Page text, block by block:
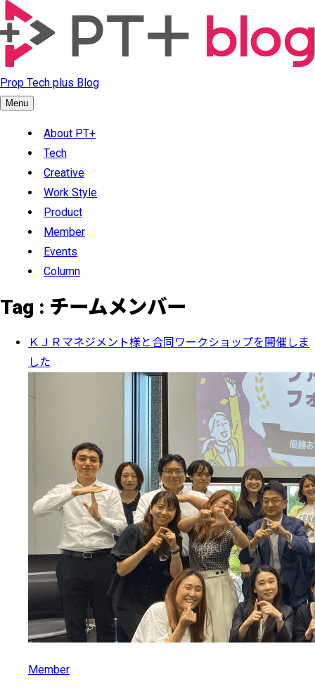
Prop Tech plus Blog
Menu
About PT+
Tech
Creative
Work Style
Product
Member
Events
Column
Tag : チームメンバー
ＫＪＲマネジメント様と合同ワークショップを開催しま
した
Member